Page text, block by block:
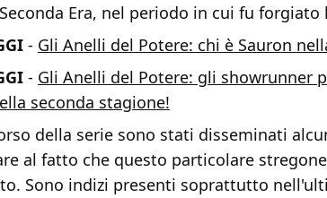
Era, nel periodo in cui fu forgiato
- Gli Anelli del Potere: chi è Sauron
- Gli Anelli del Potere: gli showrunner
seconda stagione!
della serie sono stati disseminati
al fatto che questo particolare
Sono indizi presenti soprattutto